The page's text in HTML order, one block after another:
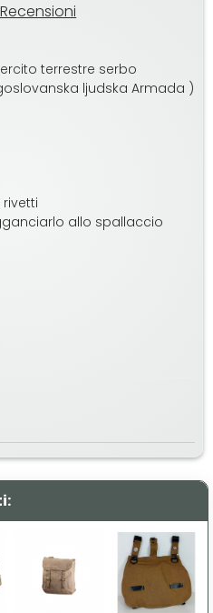
Recensioni
terrestre serbo
ljudska Armada )
allo spallaccio